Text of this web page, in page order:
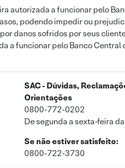
autorizada a funcionar pelo
podendo impedir ou
danos sofridos por seus
a funcionar pelo Banco Central
SAC - Dúvidas,
Orientações
0800-772-0202
De segunda a sexta-feira
Se não estiver satisfeito:
0800-722-3730